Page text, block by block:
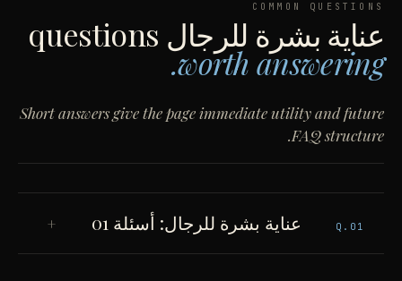
COMMON QUESTIONS
عناية بشرة للرجال
worth answering.
Short answers give the page immediate utility and future
FAQ structure.
Q. 01 عناية بشرة للرجال: أسئلة 01 +